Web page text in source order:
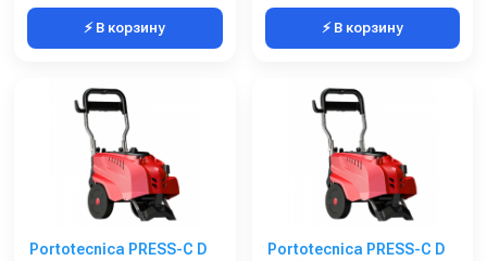
⚡ В корзину ⚡ В корзину
Portotecnica PRESS-C D
Portotecnica PRESS-C D